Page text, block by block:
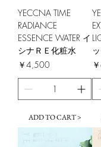
YECCNA TIME
RADIANCE
ESSENCE WATER イ
シナＲＥ化粧水
価格
￥4,500
ADD TO CART >